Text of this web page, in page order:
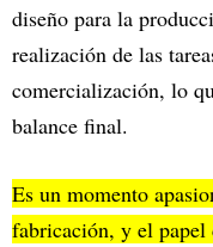
diseño para la
realización de las
comercialización, lo
balance final.
Es un momento
fabricación, y el papel